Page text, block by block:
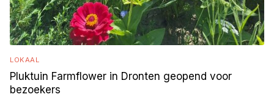
LOKAAL
Pluktuin Farmflower in Dronten geopend voor
bezoekers